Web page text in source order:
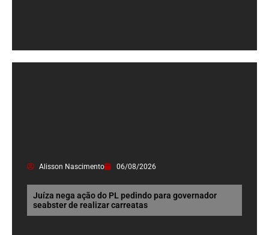
Alisson Nascimento 06/08/2026
Juíza nega ação do PL pedindo para governador
seabster de realizar carreatas